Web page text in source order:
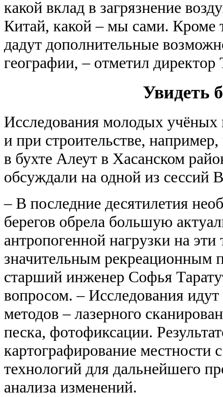
какой вклад в загрязнение
Китай, какой – мы сами. Кроме
дадут дополнительные
географии, – отметил
Увидеть
Исследования молодых учёных
и при строительстве,
в бухте Алеут в Хасанском
обсуждали на одной из сессий
– В последние десятилетия
берегов обрела большую
антропогенной нагрузки на
значительным рекреационным
старший инженер Софья
вопросом. – Исследования
методов – лазерного
песка, фотофиксации.
картографирование
технологий для дальнейшего
анализа изменений.